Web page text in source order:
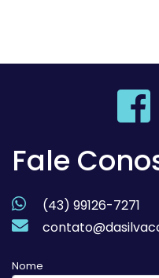
Fale
(43) 99126-7271
Nome